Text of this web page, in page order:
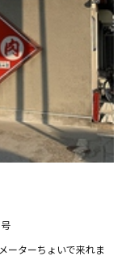
ーターちょいで来れま